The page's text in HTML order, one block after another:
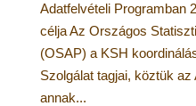
Adatfelvételi Programban
célja Az Országos
(OSAP) a KSH
Szolgálat tagjai, köztük
annak...